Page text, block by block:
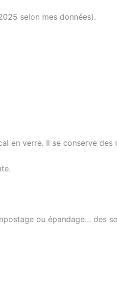
selon mes données).
en verre. Il se conserve des
ou épandage… des